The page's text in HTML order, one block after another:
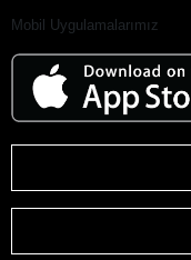
Mobil Uygulamalarımız